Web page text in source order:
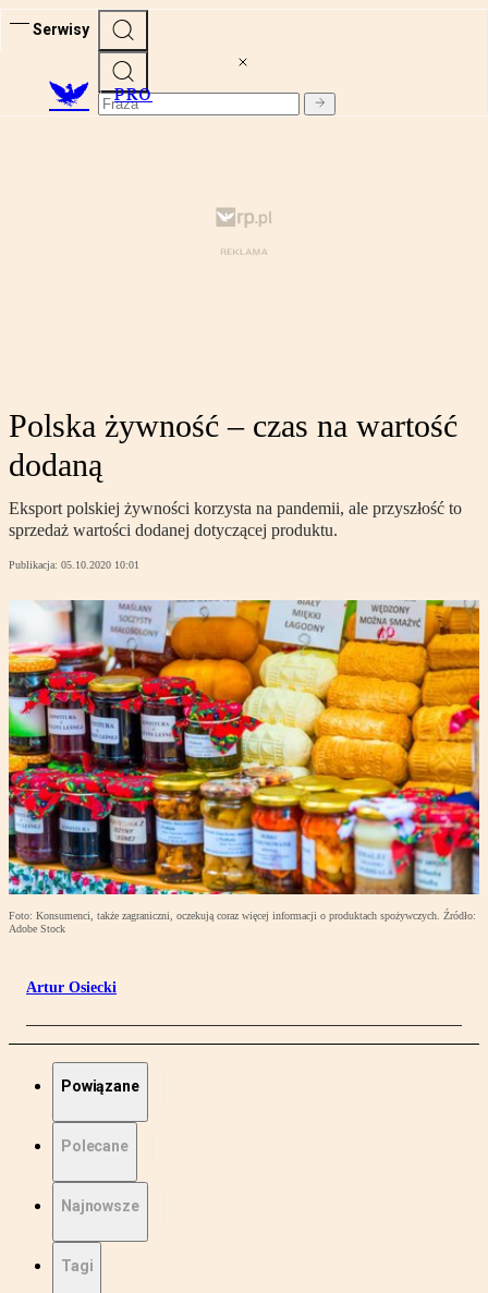
Serwisy
PRO
Polska żywność – czas na wartość
dodaną
Eksport polskiej żywności korzysta na pandemii, ale przyszłość to
sprzedaż wartości dodanej dotyczącej produktu.
Publikacja: 05.10.2020 10:01
Foto: Konsumenci, także zagraniczni, oczekują coraz więcej informacji o produktach spożywczych. Źródło:
Adobe Stock
Artur Osiecki
Powiązane
Polecane
Najnowsze
Tagi